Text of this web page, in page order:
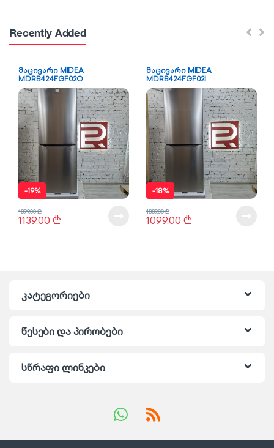
Recently Added
მაცივარი MIDEA
MDRB424FGF02O
-19%
1139,00 ₾
1399,00₾
მაცივარი MIDEA
MDRB424FGF02I
-18%
1099,00 ₾
1339,00₾
კატეგორიები
წესები და პირობები
სწრაფი ლინკები